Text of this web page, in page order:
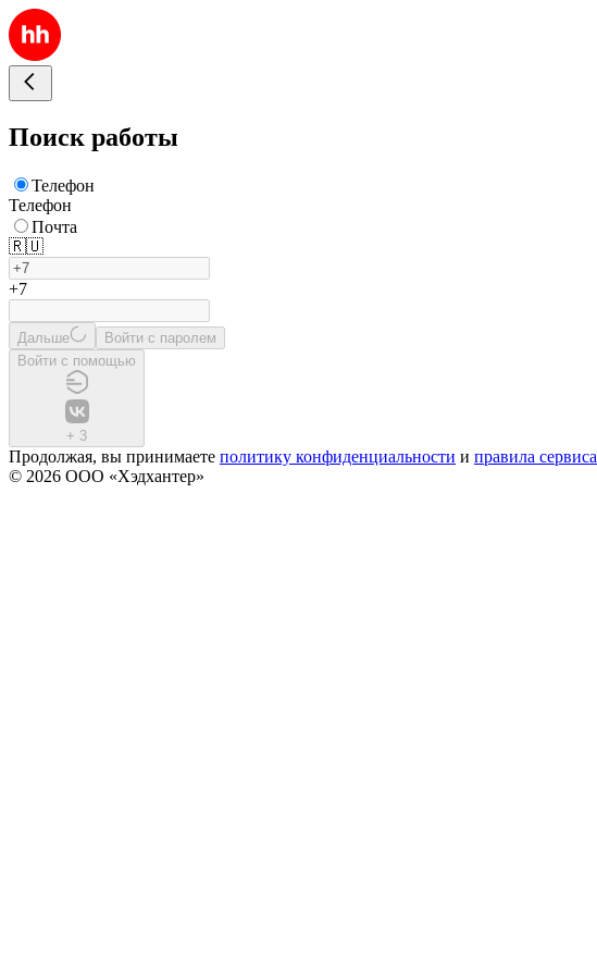
Поиск работы
Телефон
Телефон
Почта
🇷🇺
+7
Дальше
Войти с паролем
Войти с помощью
+ 3
Продолжая, вы принимаете политику конфиденциальности и правила сервиса
© 2026 ООО «Хэдхантер»